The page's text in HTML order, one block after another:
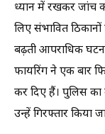
ध्यान में रखकर जांच
लिए संभावित
बढ़ती आपराधिक
फायरिंग ने एक बार
कर दिए हैं। पुलिस
उन्हें गिरफ्तार किया